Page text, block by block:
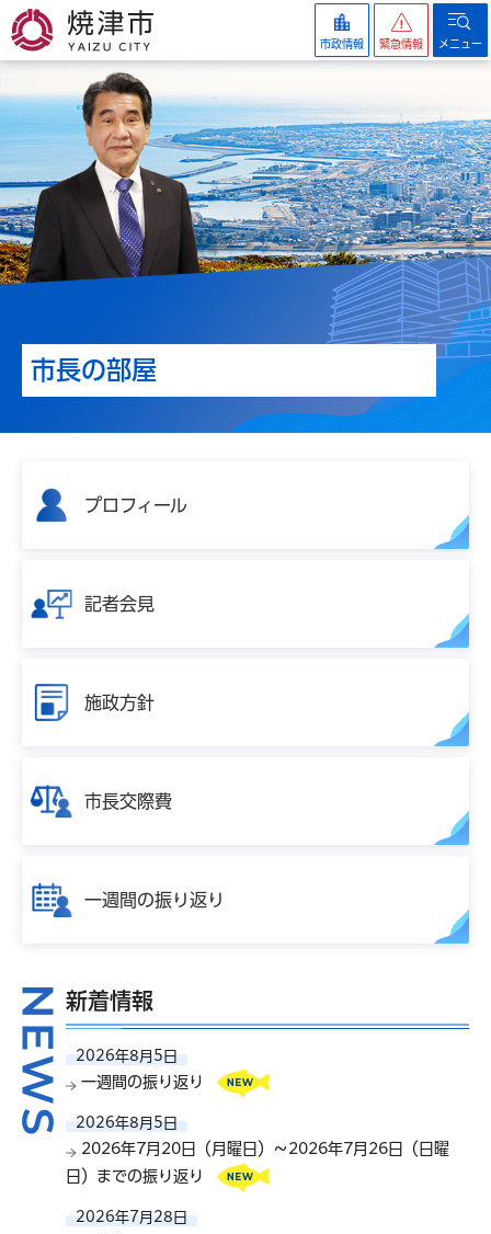
焼津市
市政情報 緊急情報 メニュー
市長の部屋
プロフィール
記者会見
施政方針
市長交際費
一週間の振り返り
新着情報
2026年8月5日
一週間の振り返り
2026年8月5日
2026年7月20日（月曜日）～2026年7月26日（日曜
日）までの振り返り
2026年7月28日